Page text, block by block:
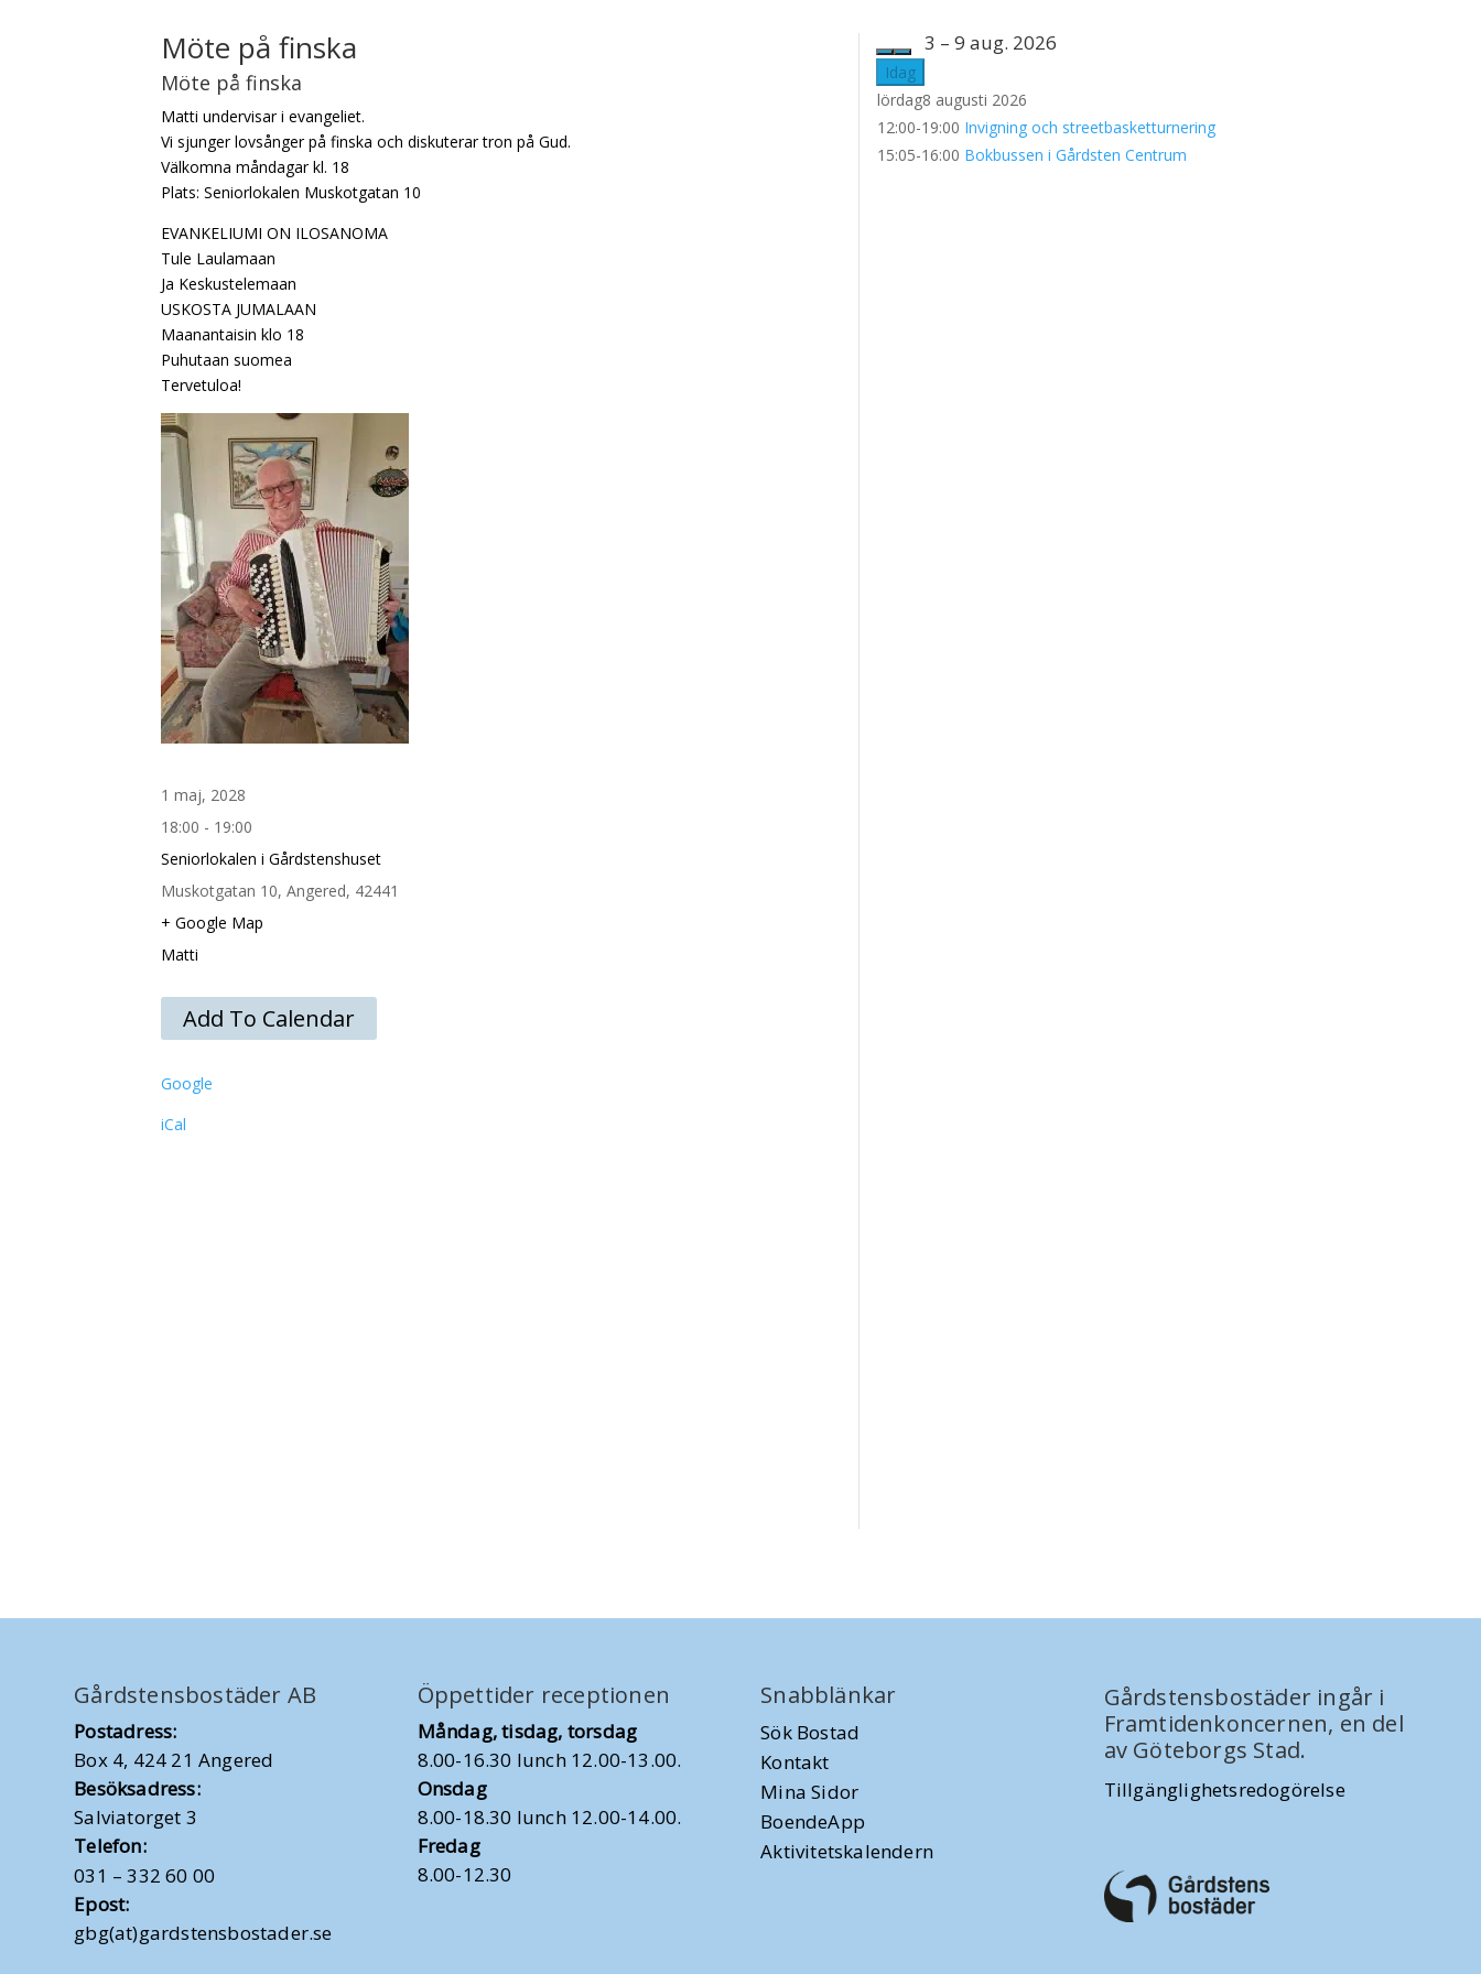
Möte på finska
Möte på finska
Matti undervisar i evangeliet.
Vi sjunger lovsånger på finska och diskuterar tron på Gud.
Välkomna måndagar kl. 18
Plats: Seniorlokalen Muskotgatan 10
EVANKELIUMI ON ILOSANOMA
Tule Laulamaan
Ja Keskustelemaan
USKOSTA JUMALAAN
Maanantaisin klo 18
Puhutaan suomea
Tervetuloa!
1 maj, 2028
18:00 - 19:00
Seniorlokalen i Gårdstenshuset
Muskotgatan 10, Angered, 42441
+ Google Map
Matti
Add To Calendar
Google
iCal
Idag
3 – 9 aug. 2026
lördag8 augusti 2026
12:00-19:00 Invigning och streetbasketturnering
15:05-16:00 Bokbussen i Gårdsten Centrum
Gårdstensbostäder AB
Postadress:
Box 4, 424 21 Angered
Besöksadress:
Salviatorget 3
Telefon:
031 – 332 60 00
Epost:
gbg(at)gardstensbostader.se
Öppettider receptionen
Måndag, tisdag, torsdag
8.00-16.30 lunch 12.00-13.00.
Onsdag
8.00-18.30 lunch 12.00-14.00.
Fredag
8.00-12.30
Snabblänkar
Sök Bostad
Kontakt
Mina Sidor
BoendeApp
Aktivitetskalendern
Gårdstensbostäder ingår i
Framtidenkoncernen, en del
av Göteborgs Stad.
Tillgänglighetsredogörelse